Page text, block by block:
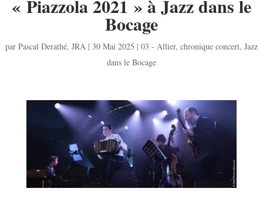
« Piazzola 2021 » à Jazz dans le
Bocage
par Pascal Derathé, JRA | 30 Mai 2025 | 03 - Allier, chronique concert, Jazz
dans le Bocage